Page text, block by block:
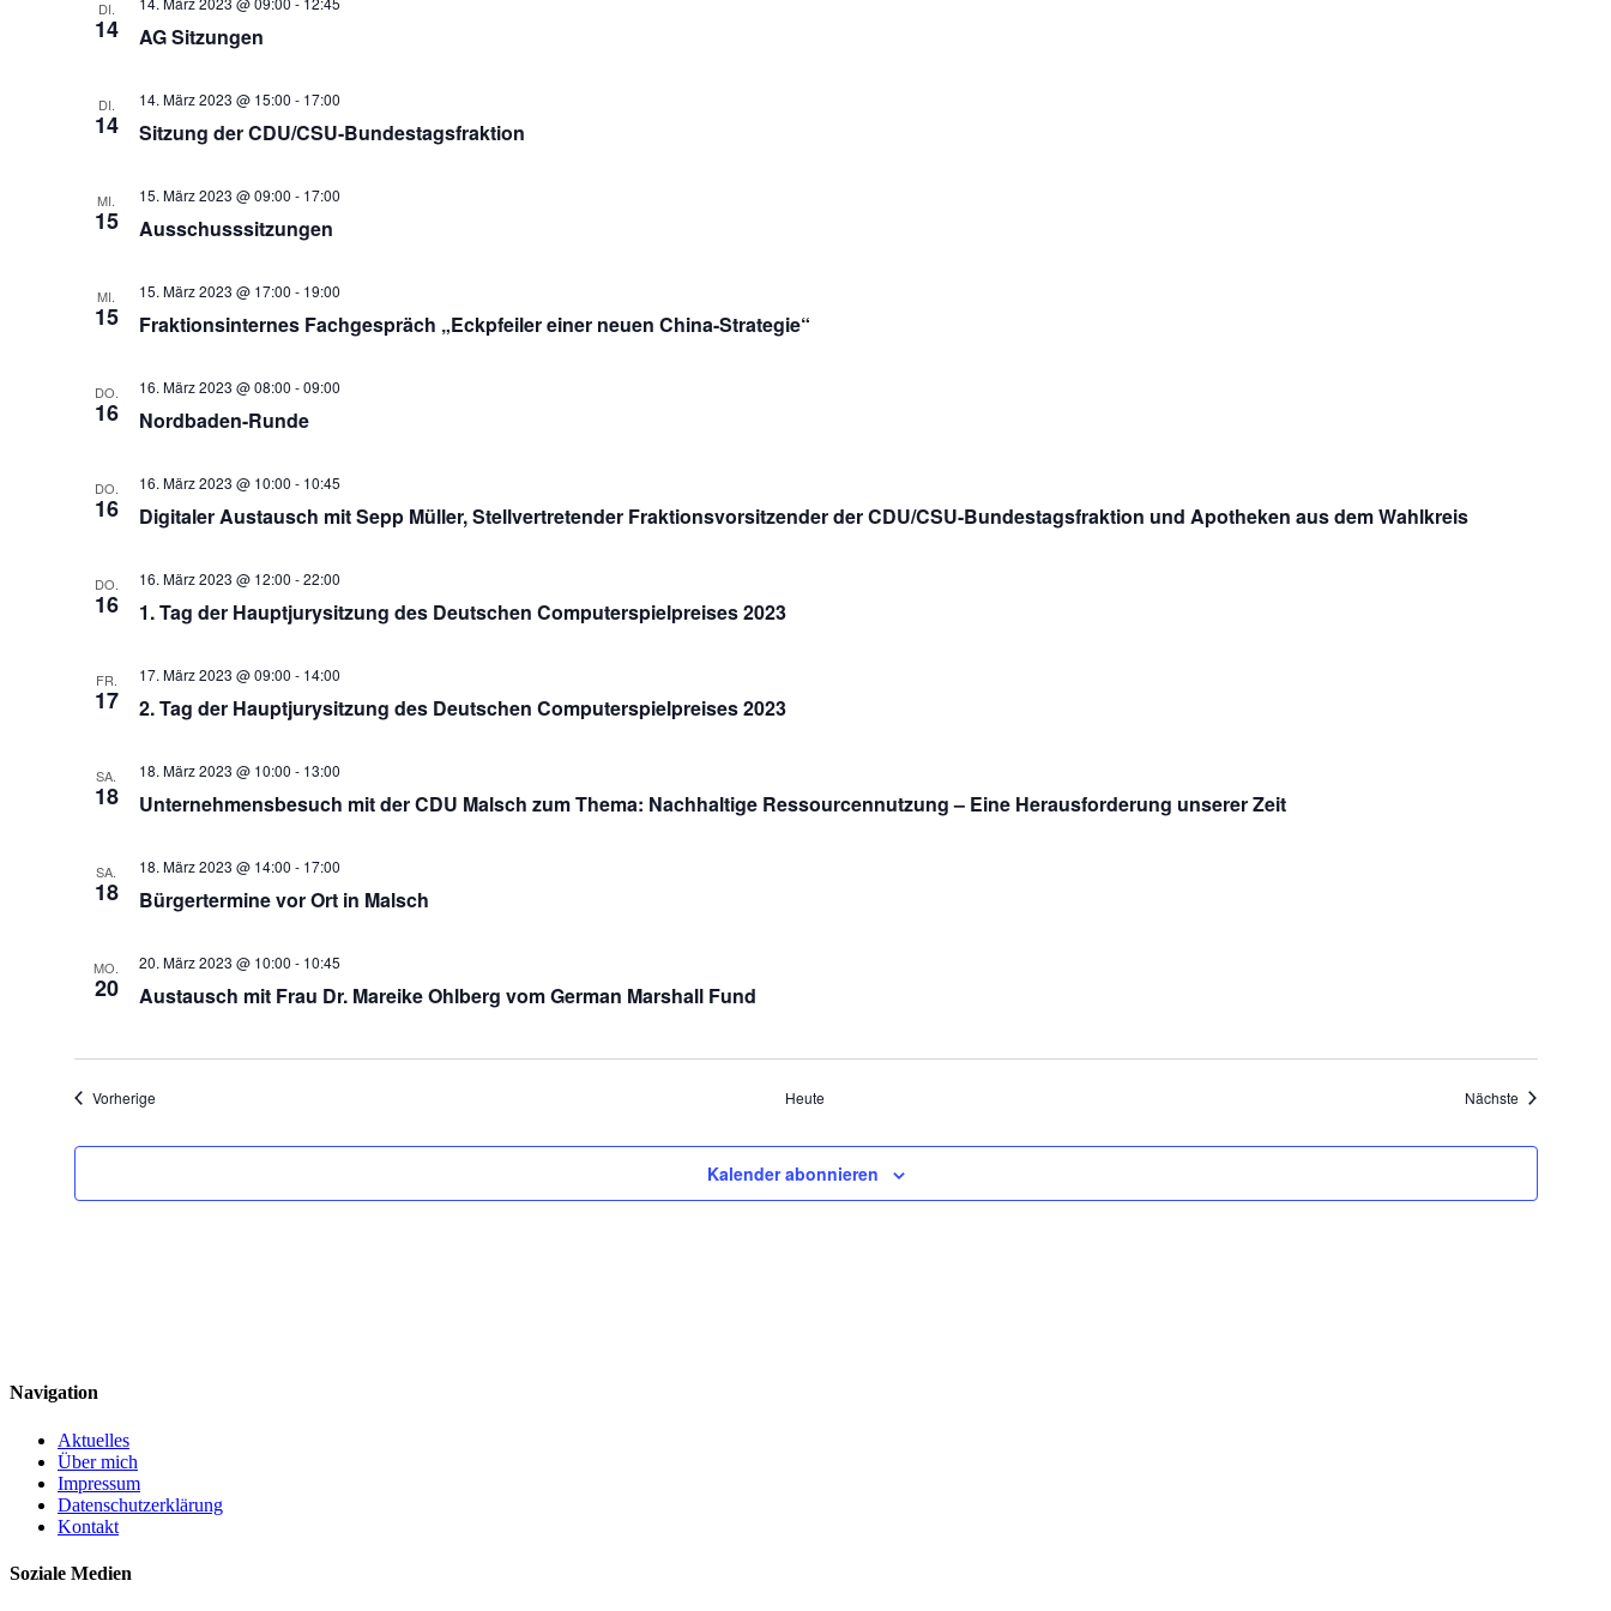
DI.
14 AG Sitzungen
DI.
14
14. März 2023 @ 15:00 - 17:00
Sitzung der CDU/CSU-Bundestagsfraktion
MI.
15
15. März 2023 @ 09:00 - 17:00
Ausschusssitzungen
MI.
15
15. März 2023 @ 17:00 - 19:00
Fraktionsinternes Fachgespräch „Eckpfeiler einer neuen China-Strategie“
DO.
16
16. März 2023 @ 08:00 -09:00
Nordbaden-Runde
DO.
16
16. März 2023 @ 10:00 - 10:45
Digitaler Austausch mit Sepp Müller, Stellvertretender Fraktionsvorsitzender der CDU/CSU-Bundestagsfraktion und Apotheken aus dem Wahlkreis
DO.
16
16. März 2023 @ 12:00 -22:00
1. Tag der Hauptjurysitzung des Deutschen Computerspielpreises 2023
FR.
17
17. März 2023 @ 09:00 - 14:00
2. Tag der Hauptjurysitzung des Deutschen Computerspielpreises 2023
SA.
18
18. März 2023 @ 10:00 - 13:00
Unternehmensbesuch mit der CDU Malsch zum Thema: Nachhaltige Ressourcennutzung – Eine Herausforderung unserer Zeit
SA.
18
18. März 2023 @ 14:00 - 17:00
Bürgertermine vor Ort in Malsch
MO.
20
20. März 2023 @ 10:00 - 10:45
Austausch mit Frau Dr. Mareike Ohlberg vom German Marshall Fund
VorherigeVeranstaltungen Heute Nächste
Kalender abonnieren
Navigation
Aktuelles
Über mich
Impressum
Datenschutzerklärung
Kontakt
Soziale Medien